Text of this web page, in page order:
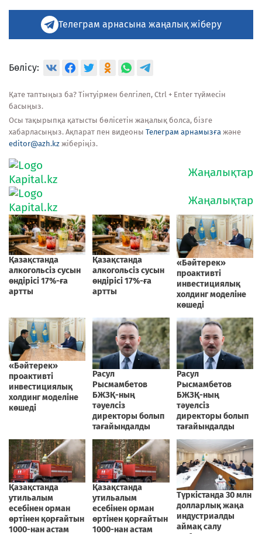
Телеграм арнасына жаңалық жіберу
Бөлісу:
Қате таптыңыз ба? Тінтуірмен белгілеп, Ctrl + Enter түймесін
басыңыз.
Осы тақырыпқа қатысты бөлісетін жаңалық болса, бізге
хабарласыңыз. Ақпарат пен видеоны Телеграм арнамызға және
editor@azh.kz жіберіңіз.